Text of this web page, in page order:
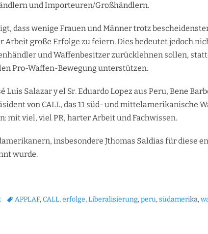
und Importeuren/Großhändlern.
dass wenige Frauen und Männer trotz
Arbeit große Erfolge zu feiern. Dies bedeutet jedoch
und Waffenbesitzer zurücklehnen sollen,
Pro-Waffen-Bewegung unterstützen.
Luis Salazar y el Sr. Eduardo Lopez aus Peru, Bene
von CALL, das 11 süd- und mittelamerikanische
mit viel, viel PR, harter Arbeit und Fachwissen.
insbesondere Jthomas Saldias für diese
wurde.
TagsAPPLAF,CALL,erfolge,Liberalisierung,peru,südamerika,